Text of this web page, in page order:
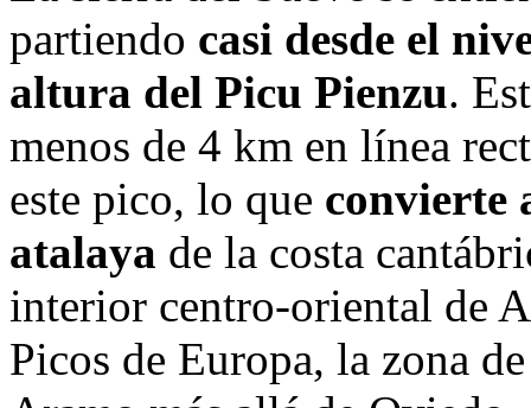
partiendo casi desde el
altura del Picu Pienzu.
menos de 4 km en línea
este pico, lo que convierte
atalaya de la costa
interior centro-oriental de
Picos de Europa, la zona